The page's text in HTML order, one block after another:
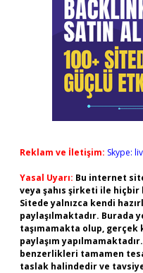
Reklam ve İletişim: Skype:
Yasal Uyarı: Bu internet
veya şahıs şirketi ile hiçbir
Sitede yalnızca kendi
paylaşılmaktadır. Burada
taşımamakta olup, gerçek
paylaşım
benzerlikleri tamamen
taslak halindedir ve